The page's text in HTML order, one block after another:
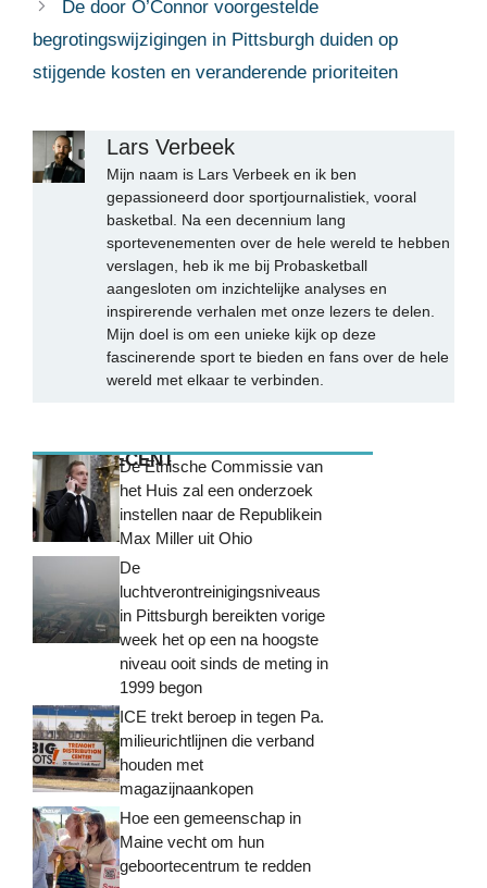
De door O’Connor voorgestelde
begrotingswijzigingen in Pittsburgh duiden op
stijgende kosten en veranderende prioriteiten
Lars Verbeek
Mijn naam is Lars Verbeek en ik ben
gepassioneerd door sportjournalistiek, vooral
basketbal. Na een decennium lang
sportevenementen over de hele wereld te hebben
verslagen, heb ik me bij Probasketball
aangesloten om inzichtelijke analyses en
inspirerende verhalen met onze lezers te delen.
Mijn doel is om een unieke kijk op deze
fascinerende sport te bieden en fans over de hele
wereld met elkaar te verbinden.
MEEST RECENTDe Ethische Commissie van
het Huis zal een onderzoek
instellen naar de Republikein
Max Miller uit Ohio
De
luchtverontreinigingsniveaus
in Pittsburgh bereikten vorige
week het op een na hoogste
niveau ooit sinds de meting in
1999 begon
ICE trekt beroep in tegen Pa.
milieurichtlijnen die verband
houden met
magazijnaankopen
Hoe een gemeenschap in
Maine vecht om hun
geboortecentrum te redden